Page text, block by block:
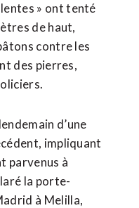
» ont tenté
de haut,
contre les
des pierres,
d’une
impliquant
parvenus à
la porte-
à Melilla,